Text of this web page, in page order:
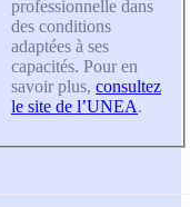
professionnelle dans
des conditions
adaptées à ses
capacités. Pour en
savoir plus, consultez
le site de l’UNEA.